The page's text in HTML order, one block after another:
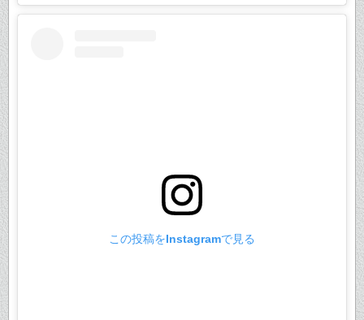
この投稿をInstagramで見る